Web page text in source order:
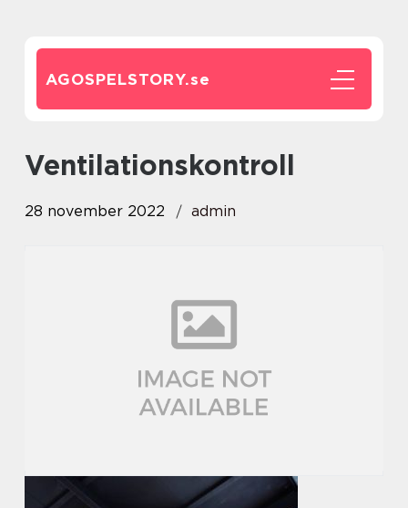
AGOSPELSTORY.se
ventilationskontroll
28 november 2022 admin